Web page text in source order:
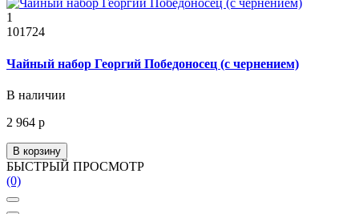
1
101724
Чайный набор Георгий Победоносец (с чернением)
В наличии
2 964 р
В корзину
БЫСТРЫЙ ПРОСМОТР
(0)